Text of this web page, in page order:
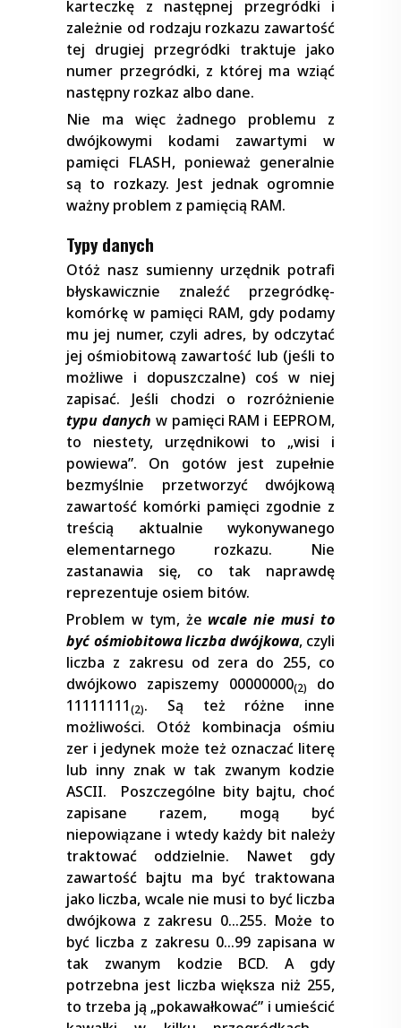
karteczkę z następnej przegródki i
zależnie od rodzaju rozkazu zawartość
tej drugiej przegródki traktuje jako
numer przegródki, z której ma wziąć
następny rozkaz albo dane.
Nie ma więc żadnego problemu z
dwójkowymi kodami zawartymi w
pamięci FLASH, ponieważ generalnie
są to rozkazy. Jest jednak ogromnie
ważny problem z pamięcią RAM.
Typy danych
Otóż nasz sumienny urzędnik potrafi
błyskawicznie znaleźć przegródkę-
komórkę w pamięci RAM, gdy podamy
mu jej numer, czyli adres, by odczytać
jej ośmiobitową zawartość lub (jeśli to
możliwe i dopuszczalne) coś w niej
zapisać. Jeśli chodzi o rozróżnienie
typu danych w pamięci RAM i EEPROM,
to niestety, urzędnikowi to „wisi i
powiewa”. On gotów jest zupełnie
bezmyślnie przetworzyć dwójkową
zawartość komórki pamięci zgodnie z
treścią aktualnie wykonywanego
elementarnego rozkazu. Nie
zastanawia się, co tak naprawdę
reprezentuje osiem bitów.
Problem w tym, że wcale nie musi to
być ośmiobitowa liczba dwójkowa, czyli
liczba z zakresu od zera do 255, co
dwójkowo zapiszemy 00000000(2)
do
11111111(2). Są też różne inne
możliwości. Otóż kombinacja ośmiu
zer i jedynek może też oznaczać literę
lub inny znak w tak zwanym kodzie
ASCII. Poszczególne bity bajtu, choć
zapisane razem, mogą być
niepowiązane i wtedy każdy bit należy
traktować oddzielnie. Nawet gdy
zawartość bajtu ma być traktowana
jako liczba, wcale nie musi to być liczba
dwójkowa z zakresu 0…255. Może to
być liczba z zakresu 0…99 zapisana w
tak zwanym kodzie BCD. A gdy
potrzebna jest liczba większa niż 255,
to trzeba ją „pokawałkować” i umieścić